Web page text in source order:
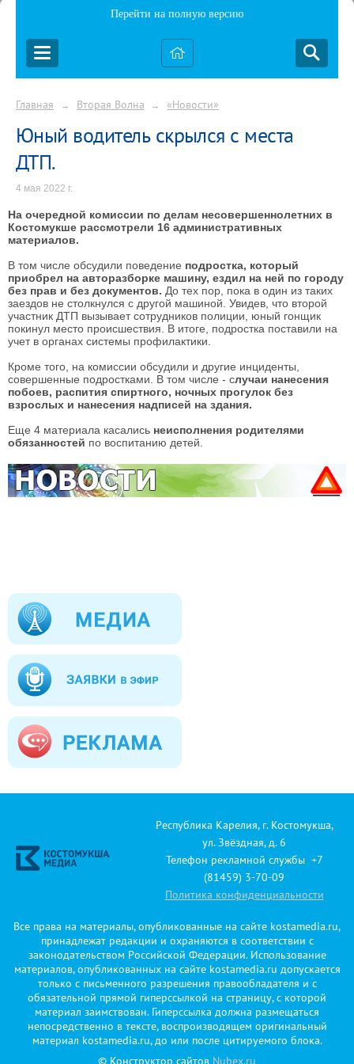
Перейти на полную версию
Главная → Вторая Волна → «Новости»
Юный водитель скрылся с места
ДТП.
4 мая 2022 г.
На очередной комиссии по делам несовершеннолетних в
Костомукше рассмотрели 16 административных
материалов.
В том числе обсудили поведение подростка, который
приобрел на авторазборке машину, ездил на ней по городу
без прав и без документов. До тех пор, пока в один из таких
заездов не столкнулся с другой машиной. Увидев, что второй
участник ДТП вызывает сотрудников полиции, юный гонщик
покинул место происшествия. В итоге, подростка поставили на
учет в органах системы профилактики.
Кроме того, на комиссии обсудили и другие инциденты,
совершенные подростками. В том числе - случаи нанесения
побоев, распития спиртного, ночных прогулок без
взрослых и нанесения надписей на здания.
Еще 4 материала касались неисполнения родителями
обязанностей по воспитанию детей.
Республика Карелия, г. Костомукша,
ул. Звёздная, д. 6
Телефон рекламной службы +7
(81459) 3-70-09
Политика конфиденциальности
Все права на материалы, опубликованные на сайте kostamedia.ru,
принадлежат редакции и охраняются в соответствии с
законодательством Российской Федерации. Использование
материалов, опубликованных на сайте kostamedia.ru допускается
только с письменного разрешения правообладателя и с
обязательной прямой гиперссылкой на страницу, с которой
материал заимствован. Гиперссылка должна размещаться
непосредственно в тексте, воспроизводящем оригинальный
материал kostamedia.ru, до или после цитируемого блока.
© Конструктор сайтов Nubex.ru